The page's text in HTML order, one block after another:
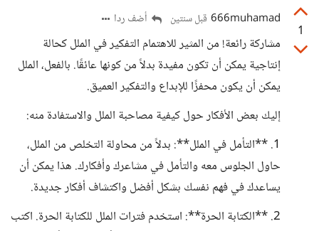
1
666muhamad قبل سنتين أضف ردا
مشاركة رائعة! من المثير للاهتمام التفكير في الملل كحالة
إنتاجية يمكن أن تكون مفيدة بدلاً من كونها عائقًا. بالفعل، الملل
يمكن أن يكون محفزًا للإبداع والتفكير العميق.
إليك بعض الأفكار حول كيفية مصاحبة الملل والاستفادة منه:
1. **التأمل في الملل**: بدلاً من محاولة التخلص من الملل،
حاول الجلوس معه والتأمل في مشاعرك وأفكارك. هذا يمكن أن
يساعدك في فهم نفسك بشكل أفضل واكتشاف أفكار جديدة.
2. **الكتابة الحرة**: استخدم فترات الملل للكتابة الحرة. اكتب